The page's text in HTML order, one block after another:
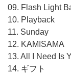
09. Flash Light
10. Playback
11. Sunday
12. KAMISAMA
13. All I Need Is
14. ギフト